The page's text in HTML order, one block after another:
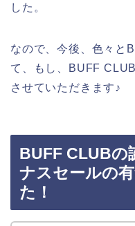
した。
なので、今後、色々と
て、もし、BUFF
させていただきます♪
BUFF CLUBの
ナスセールの
た！